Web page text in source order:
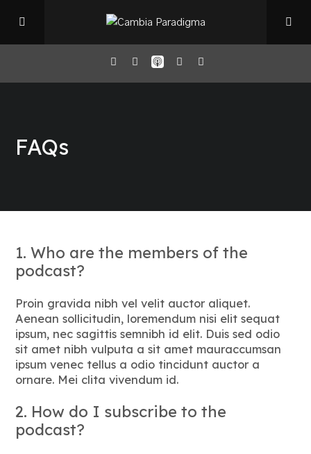
Il Podcast
Book Club
Blog
Contatti
FAQs
1. Who are the members of the
podcast?
Proin gravida nibh vel velit auctor aliquet.
Aenean sollicitudin, loremendum nisi elit sequat
ipsum, nec sagittis semnibh id elit. Duis sed odio
sit amet nibh vulputa a sit amet mauraccumsan
ipsum venec tellus a odio tincidunt auctor a
ornare. Mei clita vivendum id.
2. How do I subscribe to the
podcast?